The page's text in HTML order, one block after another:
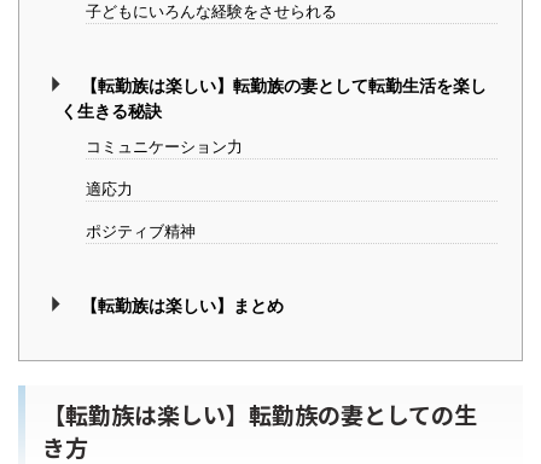
子どもにいろんな経験をさせられる
【転勤族は楽しい】転勤族の妻として転勤生活を楽し
く生きる秘訣
コミュニケーション力
適応力
ポジティブ精神
【転勤族は楽しい】まとめ
【転勤族は楽しい】転勤族の妻としての生
き方